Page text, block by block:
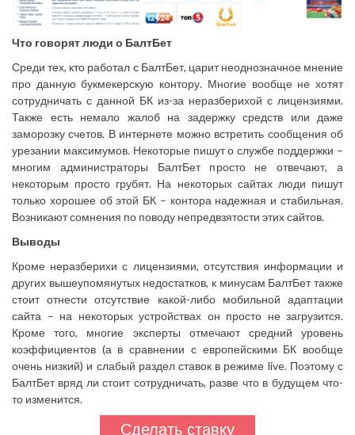
Что говорят люди о БалтБет
Среди тех, кто работал с БалтБет, царит неоднозначное мнение
про данную букмекерскую контору. Многие вообще не хотят
сотрудничать с данной БК из-за неразберихой с лицензиями.
Также есть немало жалоб на задержку средств или даже
заморозку счетов. В интернете можно встретить сообщения об
урезании максимумов. Некоторые пишут о службе поддержки –
многим администраторы БалтБет просто не отвечают, а
некоторым просто грубят. На некоторых сайтах люди пишут
только хорошее об этой БК – контора надежная и стабильная.
Возникают сомнения по поводу непредвзятости этих сайтов.
Выводы
Кроме неразберихи с лицензиями, отсутствия информации и
других вышеупомянутых недостатков, к минусам БалтБет также
стоит отнести отсутствие какой-либо мобильной адаптации
сайта – на некоторых устройствах он просто не загрузится.
Кроме того, многие эксперты отмечают средний уровень
коэффициентов (а в сравнении с европейскими БК вообще
очень низкий) и слабый раздел ставок в режиме live. Поэтому с
БалтБет вряд ли стоит сотрудничать, разве что в будущем что-
то изменится.
Сделать ставку